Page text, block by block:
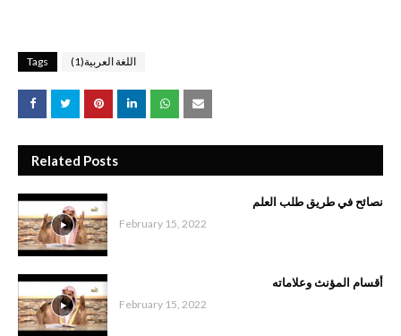
Tags اللغة العربية(1)
Related Posts
نصائح في طريق طلب العلم
February 15, 2022
أقسام المؤنث وعلاماته
February 15, 2022